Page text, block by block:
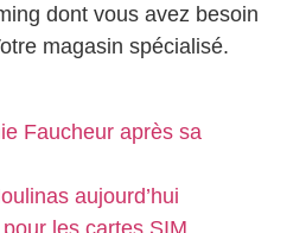
dont vous avez besoin
magasin spécialisé.
Faucheur après sa
aujourd’hui